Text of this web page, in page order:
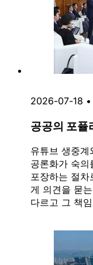
2026-07-18 •
공공의 포퓰
유튜브 생중
공론화가 숙
포장하는 절
게 의견을 묻
다르고 그 책